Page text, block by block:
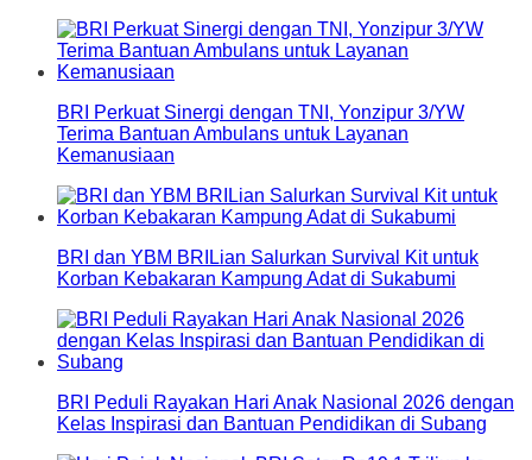
BRI Perkuat Sinergi dengan TNI, Yonzipur 3/YW
Terima Bantuan Ambulans untuk Layanan
Kemanusiaan
BRI dan YBM BRILian Salurkan Survival Kit untuk
Korban Kebakaran Kampung Adat di Sukabumi
BRI Peduli Rayakan Hari Anak Nasional 2026 dengan
Kelas Inspirasi dan Bantuan Pendidikan di Subang